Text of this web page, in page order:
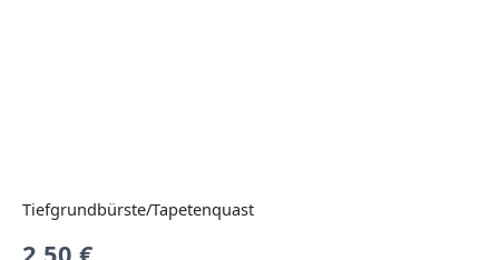
Tiefgrundbürste/Tapetenquast